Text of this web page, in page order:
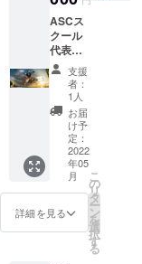
サイ
ズ）
活動す
る代
表・安
床栄人
のオリ
ジナル
イラス
トを予
定して
いま
す。 ◯
オリジ
ナルス
テッ
カー
ASCス
クール
代表・
安床栄
人率い
る"tea
m
GOOD
SKATE
S"のス
ケー
ティン
グを収
録した
「DVD
支援
者：
1人
お届
け予
定：
2022
年05
月
詳細を見る
こ
の
リ
タ
ー
ン
を
選
択
す
る